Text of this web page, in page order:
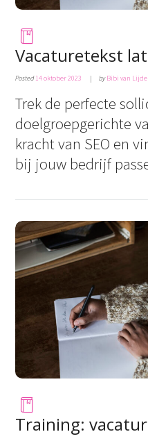
Vacaturetekst
Posted14 oktober 2023 byBibi van
Trek de perfecte
doelgroepgerichte
kracht van SEO en
bij jouw bedrijf
Training: